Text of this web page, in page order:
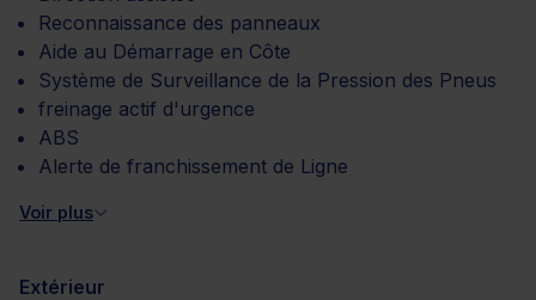
Reconnaissance des panneaux
Aide au Démarrage en Côte
Système de Surveillance de la Pression des Pneus
freinage actif d'urgence
ABS
Alerte de franchissement de Ligne
Voir plus
Extérieur